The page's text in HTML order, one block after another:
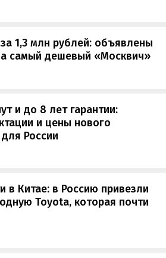
1,3 млн рублей: объявлены
самый дешевый «Москвич»
и до 8 лет гарантии:
и цены нового
России
Китае: в Россию привезли
Toyota, которая почти